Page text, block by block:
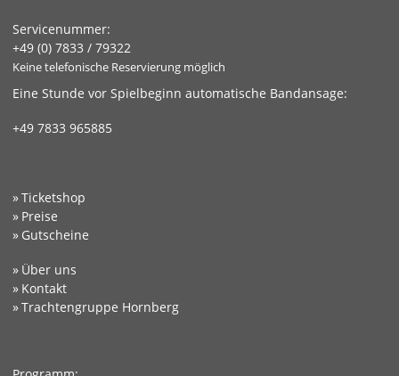
Servicenummer:
+49 (0) 7833 / 79322
Keine telefonische Reservierung möglich
Eine Stunde vor Spielbeginn automatische Bandansage:
+49 7833 965885
Ticketshop
Preise
Gutscheine
Über uns
Kontakt
Trachtengruppe Hornberg